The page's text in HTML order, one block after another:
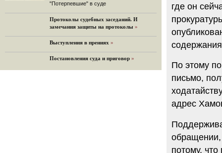
Вечер у Ходорковских. Вспоминает Иван Стариков.
11.08.2014
«Удивительно сильная, мощная и
достойная только преклонения
"Потерпевшие" в суде
Протоколы судебных заседаний. И
замечания защиты на протоколы »
Выступления в прениях »
Постановления суда и приговор »
где он
По этому
письмо,
адрес
обращении,
потому,